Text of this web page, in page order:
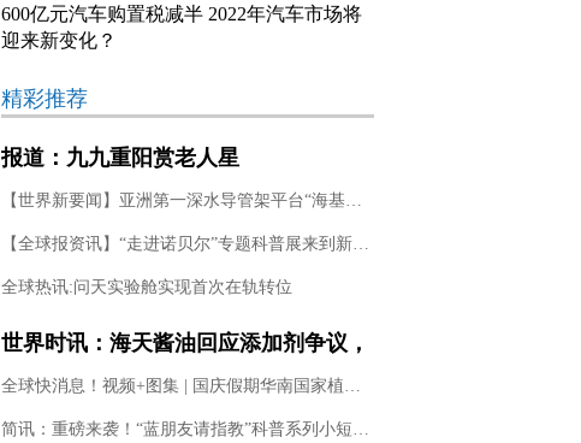
600亿元汽车购置税减半 2022年汽车市场将
迎来新变化？
精彩推荐
报道：九九重阳赏老人星
全球热讯:问天实验舱实现首次在轨转位
世界时讯：海天酱油回应添加剂争议，
科技与狠活是良心科普，还是在贩卖焦
虑